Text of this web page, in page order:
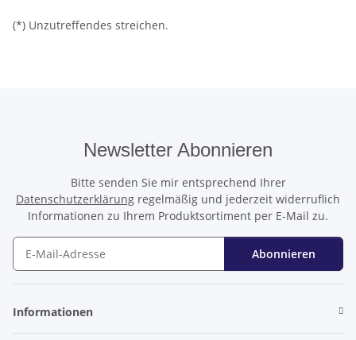
(*) Unzutreffendes streichen.
Newsletter Abonnieren
Bitte senden Sie mir entsprechend Ihrer
Datenschutzerklärung regelmäßig und jederzeit widerruflich
Informationen zu Ihrem Produktsortiment per E-Mail zu.
Abonnieren
Informationen